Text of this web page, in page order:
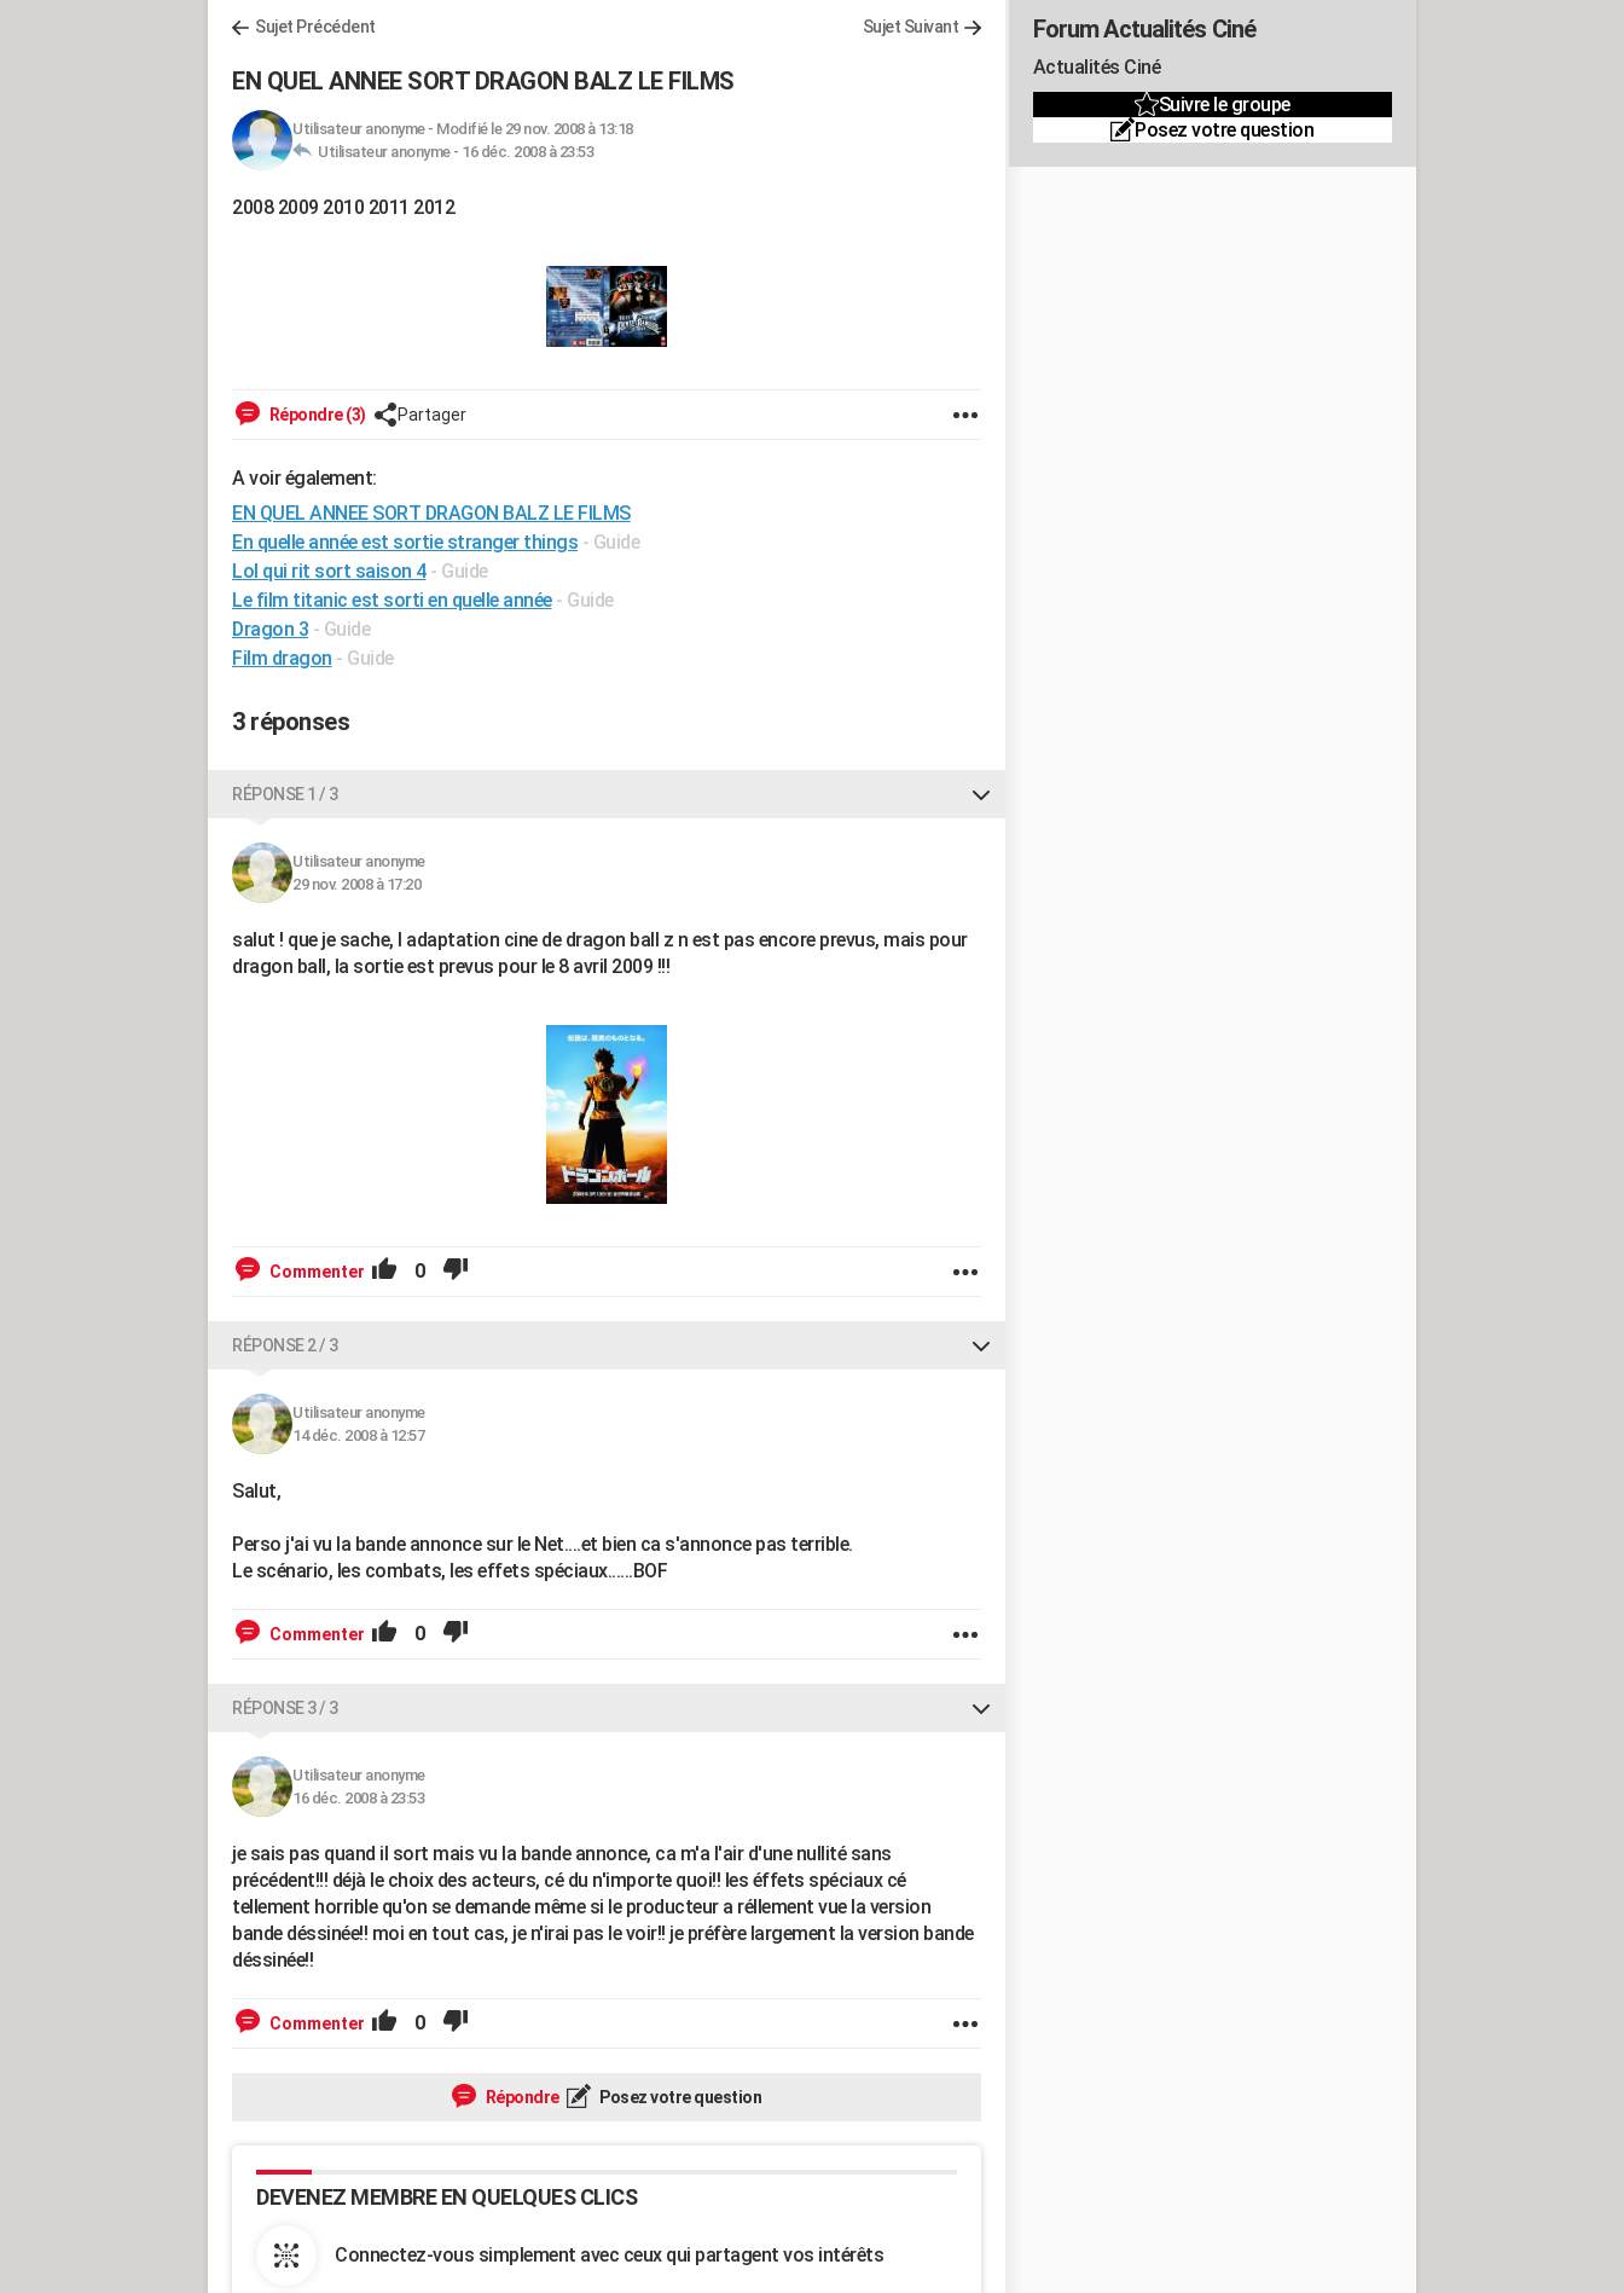
Sujet Précédent Sujet Suivant
EN QUEL ANNEE SORT DRAGON BALZ LE FILMS
Utilisateur anonyme- Modifié le 29 nov. 2008 à 13:18
Utilisateur anonyme - 16 déc. 2008 à 23:53
2008 2009 2010 2011 2012
Répondre (3) Partager
A voir également:
EN QUEL ANNEE SORT DRAGON BALZ LE FILMS
En quelle année est sortie stranger things - Guide
Lol qui rit sort saison 4 - Guide
Le film titanic est sorti en quelle année - Guide
Dragon 3 - Guide
Film dragon - Guide
3 réponses
RÉPONSE 1 / 3
Utilisateur anonyme
29 nov. 2008 à 17:20
salut ! que je sache, l adaptation cine de dragon ball z n est pas encore prevus, mais pour
dragon ball, la sortie est prevus pour le 8 avril 2009 !!!
Commenter 0
RÉPONSE 2 / 3
Utilisateur anonyme
14 déc. 2008 à 12:57
Salut,
Perso j'ai vu la bande annonce sur le Net....et bien ca s'annonce pas terrible.
Le scénario, les combats, les effets spéciaux......BOF
Commenter 0
RÉPONSE 3 / 3
Utilisateur anonyme
16 déc. 2008 à 23:53
je sais pas quand il sort mais vu la bande annonce, ca m'a l'air d'une nullité sans
précédent!!! déjà le choix des acteurs, cé du n'importe quoi!! les éffets spéciaux cé
tellement horrible qu'on se demande même si le producteur a réllement vue la version
bande déssinée!! moi en tout cas, je n'irai pas le voir!! je préfère largement la version bande
déssinée!!
Commenter 0
Répondre Posez votre question
DEVENEZ MEMBRE EN QUELQUES CLICS
Connectez-vous simplement avec ceux qui partagent vos intérêts
Forum Actualités Ciné
Actualités Ciné
Suivre le groupe
Posez votre question